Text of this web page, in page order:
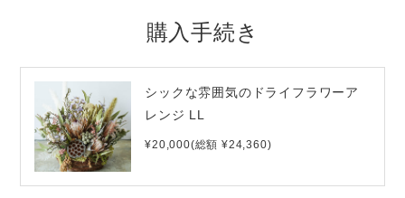
購入手続き
シックな雰囲気のドライフラワーア
レンジ LL
¥20,000(総額 ¥24,360)